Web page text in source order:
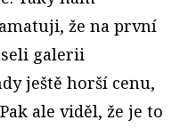
že na první
galerii
ještě horší cenu,
ale viděl, že je to